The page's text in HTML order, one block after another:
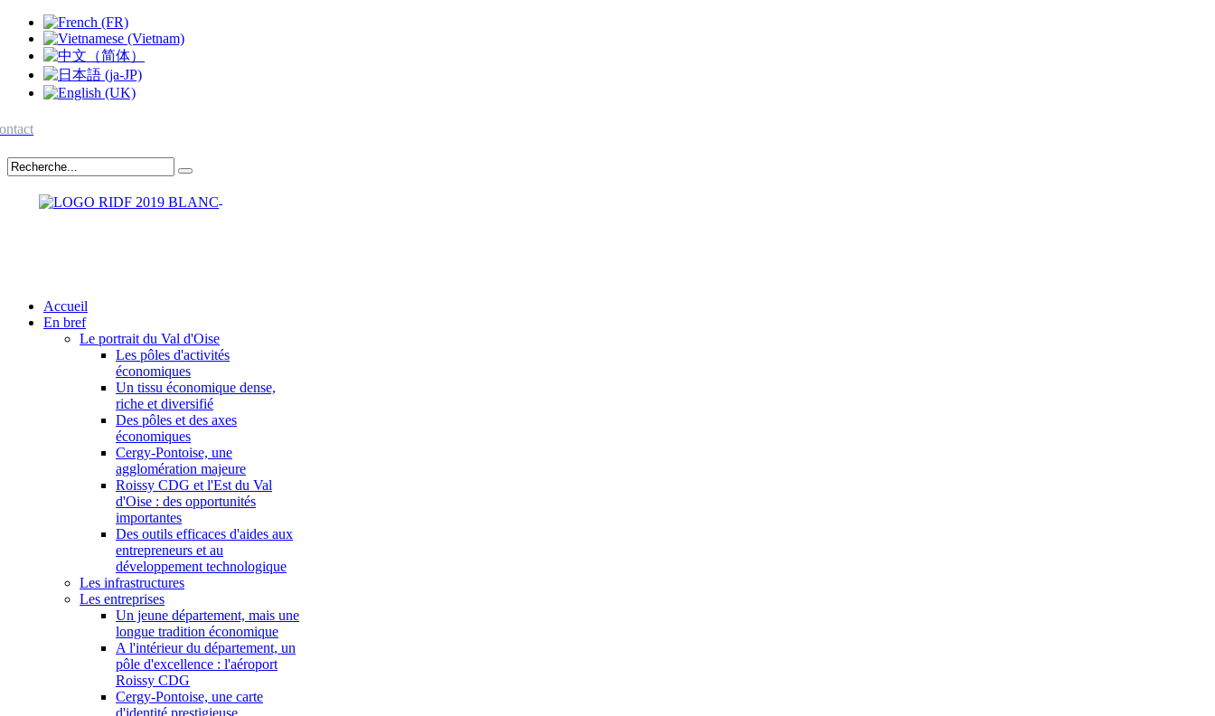
Accueil
En bref
Le portrait du Val d'Oise
Les pôles d'activités
économiques
Un tissu économique dense,
riche et diversifié
Des pôles et des axes
économiques
Cergy-Pontoise, une
agglomération majeure
Roissy CDG et l'Est du Val
d'Oise : des opportunités
importantes
Des outils efficaces d'aides aux
entrepreneurs et au
développement technologique
Les infrastructures
Les entreprises
Un jeune département, mais une
longue tradition économique
A l'intérieur du département, un
pôle d'excellence : l'aéroport
Roissy CDG
Cergy-Pontoise, une carte
d'identité prestigieuse